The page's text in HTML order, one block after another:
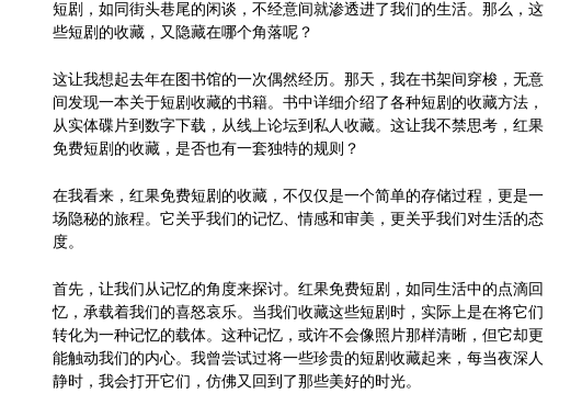
短剧，如同街头巷尾的闲谈，不经意间就渗透进了我们的生活。那么，这
些短剧的收藏，又隐藏在哪个角落呢？
这让我想起去年在图书馆的一次偶然经历。那天，我在书架间穿梭，无意
间发现一本关于短剧收藏的书籍。书中详细介绍了各种短剧的收藏方法，
从实体碟片到数字下载，从线上论坛到私人收藏。这让我不禁思考，红果
免费短剧的收藏，是否也有一套独特的规则？
在我看来，红果免费短剧的收藏，不仅仅是一个简单的存储过程，更是一
场隐秘的旅程。它关乎我们的记忆、情感和审美，更关乎我们对生活的态
度。
首先，让我们从记忆的角度来探讨。红果免费短剧，如同生活中的点滴回
忆，承载着我们的喜怒哀乐。当我们收藏这些短剧时，实际上是在将它们
转化为一种记忆的载体。这种记忆，或许不会像照片那样清晰，但它却更
能触动我们的内心。我曾尝试过将一些珍贵的短剧收藏起来，每当夜深人
静时，我会打开它们，仿佛又回到了那些美好的时光。